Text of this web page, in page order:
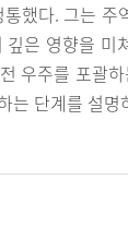
했다. 그는 주
은 영향을 미
우주를 포괄
는 단계를 설